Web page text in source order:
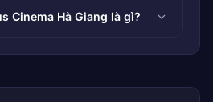
Cinema Hà Giang là gì?